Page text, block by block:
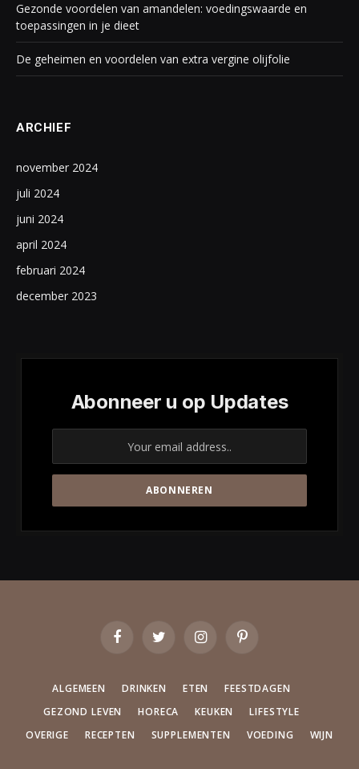
Gezonde voordelen van amandelen: voedingswaarde en
toepassingen in je dieet
De geheimen en voordelen van extra vergine olijfolie
ARCHIEF
november 2024
juli 2024
juni 2024
april 2024
februari 2024
december 2023
Abonneer u op Updates
FacebookTwitter InstagramPinterest
ALGEMEEN DRINKEN ETEN
FEESTDAGEN
GEZOND LEVEN
HORECA KEUKEN
LIFESTYLE
OVERIGE
RECEPTEN SUPPLEMENTEN VOEDING WIJN